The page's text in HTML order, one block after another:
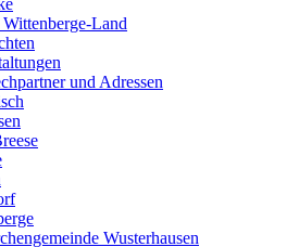
Land
und Adressen
Wusterhausen